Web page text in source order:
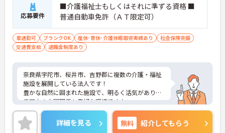
応募要件
■介護福祉士もしくはそれに準ずる資格 ■
普通自動車免許（ＡＴ限定可）
車通勤可 ブランクOK 産休･育休･介護休暇取得実績あり
社会保険完備
交通費支給
退職金制度あり
奈良県宇陀市、桜井市、吉野郡に複数の介護・福祉
施設を展開している法人です！
豊かな自然に囲まれた施設で、明るく活気があり職
員同士の人間関係も良好な環境です♪
勤務時間は相談可能です。
ご興味がある方は是非一度マイナビコメディカルま
でお問い合わせ下さい！！
詳細を見る 無料 紹介してもらう